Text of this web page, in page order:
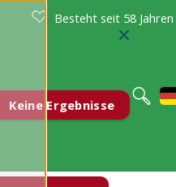
Besteht seit 58 Jahren
Keine Ergebnisse
English